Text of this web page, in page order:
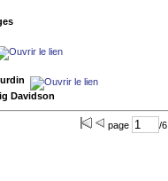
Davidson
page /6